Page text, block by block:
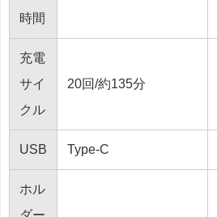
時間
充電
サイ
クル
20回/約135分
USB Type-C
ホル